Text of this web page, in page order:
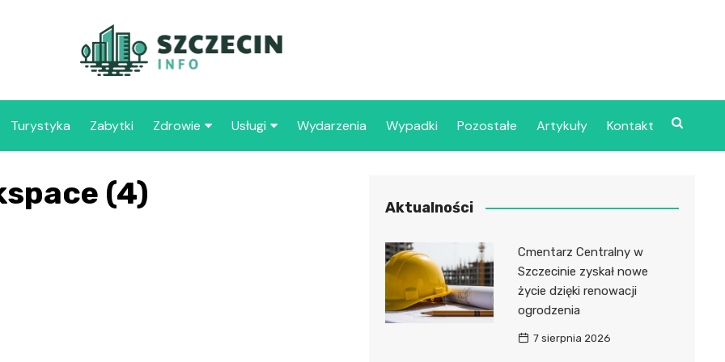
Turystyka Zabytki Zdrowie
109 Szpital Wojskowy w
Szczecinie
Samodzielny Publiczny
Specjalistyczny Zakład
Opieki Zdrowotnej
Usługi Wydarzenia Wypadki Pozostałe Artykuły Kontakt
(4) Aktualności
Cmentarz Centralny w
Szczecinie zyskał nowe
życie dzięki renowacji
ogrodzenia
7 sierpnia 2026